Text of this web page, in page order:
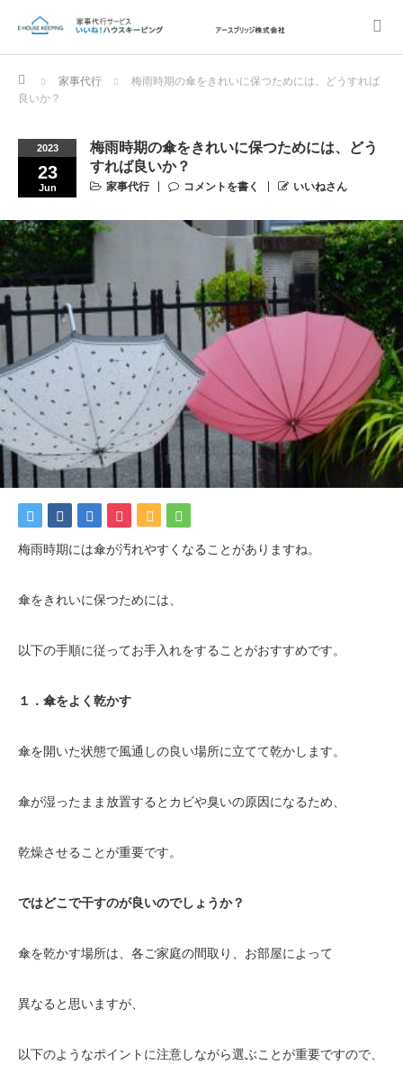
Home 家事代行
梅雨時期の傘をきれいに保つためには、どうすれば
良いか？
2023
23
Jun
梅雨時期の傘をきれいに保つためには、どう
すれば良いか？
家事代行 コメントを書く いいねさん
梅雨時期には傘が汚れやすくなることがありますね。
傘をきれいに保つためには、
以下の手順に従ってお手入れをすることがおすすめです。
１．傘をよく乾かす
傘を開いた状態で風通しの良い場所に立てて乾かします。
傘が湿ったまま放置するとカビや臭いの原因になるため、
乾燥させることが重要です。
ではどこで干すのが良いのでしょうか？
傘を乾かす場所は、各ご家庭の間取り、お部屋によって
異なると思いますが、
以下のようなポイントに注意しながら選ぶことが重要ですので、